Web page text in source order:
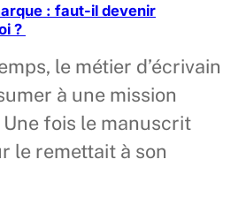
: faut-il devenir
?
le métier d’écrivain
à une mission
fois le manuscrit
le remettait à son